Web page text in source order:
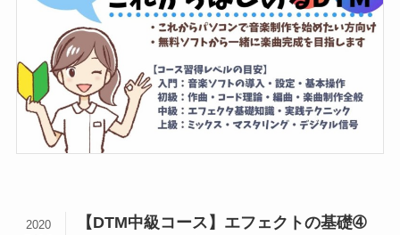
【DTM中級コース】エフェクトの基礎➃
2020